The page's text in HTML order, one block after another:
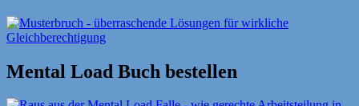
Mental Load Buch bestellen